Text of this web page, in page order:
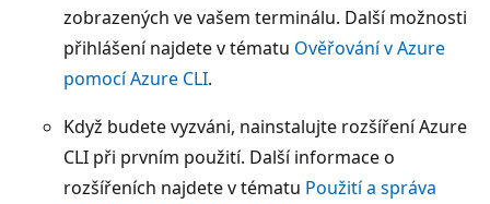
zobrazených ve vašem terminálu. Další možnosti
přihlášení najdete v tématu Ověřování v Azure
pomocí Azure CLI.
Když budete vyzváni, nainstalujte rozšíření Azure
CLI při prvním použití. Další informace o
rozšířeních najdete v tématu Použití a správa